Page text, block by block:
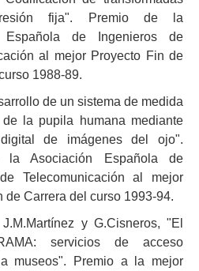
fija". Premio de la
Española de Ingenieros de
al mejor Proyecto Fin de
1988-89.
de un sistema de medida
la pupila humana mediante
digital de imágenes del ojo".
la Asociación Española de
Telecomunicación al mejor
de Carrera del curso 1993-94.
y G.Cisneros, "El
servicios de acceso
museos". Premio a la mejor